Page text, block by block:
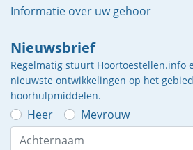
Informatie over uw gehoor
Nieuwsbrief
Regelmatig stuurt Hoortoestellen.info
nieuwste ontwikkelingen op het
hoorhulpmiddelen.
Heer Mevrouw